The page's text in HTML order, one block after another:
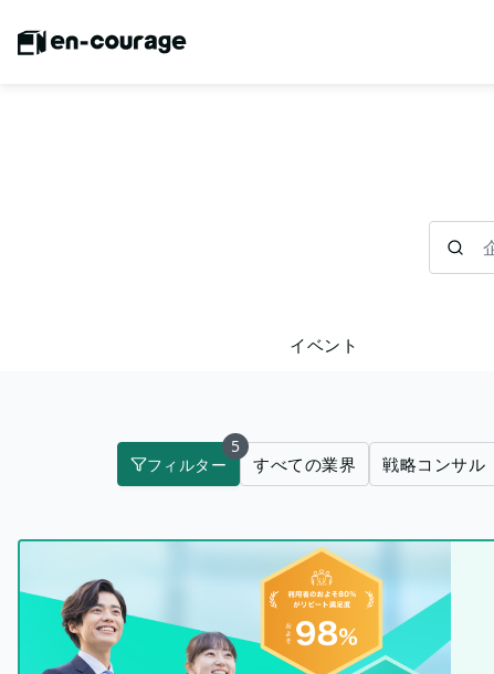
イベント
フィルター
5
すべての業界 戦略コンサル